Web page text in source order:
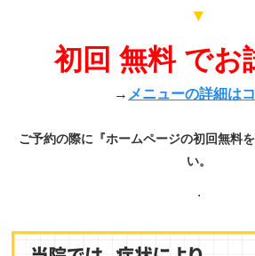
▼
初回 無料 でお
→ メニューの詳細は
ご予約の際に『ホームページの初回無料
い。
.